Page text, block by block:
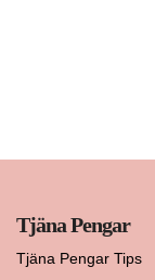
Tjäna Pengar
Tjäna Pengar Tips